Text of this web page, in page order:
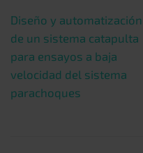
Diseño y automatización
de un sistema catapulta
para ensayos a baja
velocidad del sistema
parachoques